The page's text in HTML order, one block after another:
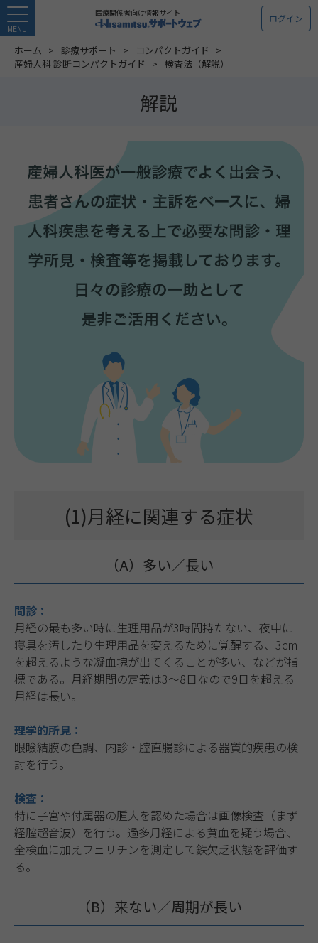
MENU
医療関係者向け情報サイト ログイン
ホーム 診療サポート
コンパクトガイド
産婦人科 診断コンパクトガイド
検査法（解説）
解説
(1)月経に関連する症状
（A）多い／長い
問診：
月経の最も多い時に生理用品が3時間持たない、夜中に
寝具を汚したり生理用品を変えるために覚醒する、3cm
を超えるような凝血塊が出てくることが多い、などが指
標である。月経期間の定義は3〜8日なので9日を超える
月経は長い。
理学的所見：
眼瞼結膜の色調、内診・腟直腸診による器質的疾患の検
討を行う。
検査：
特に子宮や付属器の腫大を認めた場合は画像検査（まず
経腟超音波）を行う。過多月経による貧血を疑う場合、
全検血に加えフェリチンを測定して鉄欠乏状態を評価す
る。
（B）来ない／周期が長い